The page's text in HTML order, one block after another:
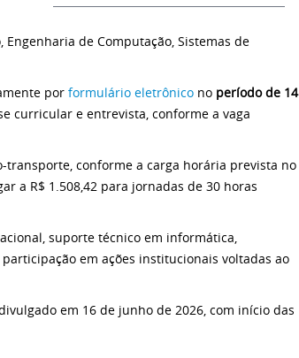
Engenharia de Computação, Sistemas de
por formulário eletrônico no período de 14
curricular e entrevista, conforme a vaga
transporte, conforme a carga horária prevista no
a R$ 1.508,42 para jornadas de 30 horas
suporte técnico em informática,
em ações institucionais voltadas ao
em 16 de junho de 2026, com início das